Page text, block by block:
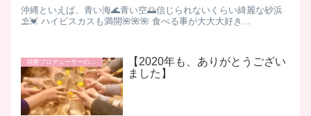
沖縄といえば、青い海🌊青い空🌅信じられないくらい綺麗な砂浜
⛱💓 ハイビスカスも満開🌺🌺🌺 食べる事が大大大好き...
【2020年も、ありがとうござい
ました】